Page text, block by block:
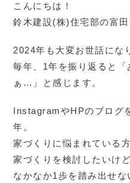
こんにちは！
鈴木建設(株)住宅部の富
2024年も大変お世話にな
毎年、1年を振り返ると
ぁ…」と感じます。
InstagramやHPのブログ
年。
家づくりに悩まれている
家づくりを検討したいけ
なかなか1歩を踏み出せ